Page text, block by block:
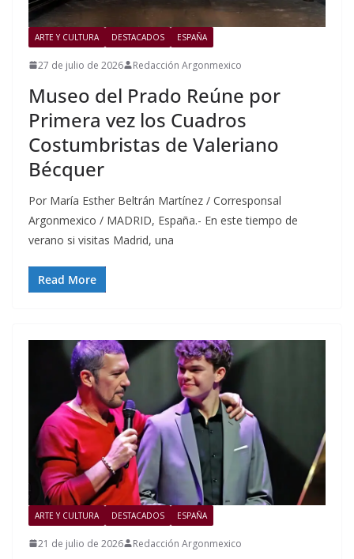
ARTE Y CULTURA DESTACADOS ESPAÑA
27 de julio de 2026 Redacción Argonmexico
Museo del Prado Reúne por
Primera vez los Cuadros
Costumbristas de Valeriano
Bécquer
Por María Esther Beltrán Martínez / Corresponsal
Argonmexico / MADRID, España.- En este tiempo de
verano si visitas Madrid, una
Read More
ARTE Y CULTURA DESTACADOS ESPAÑA
21 de julio de 2026 Redacción Argonmexico